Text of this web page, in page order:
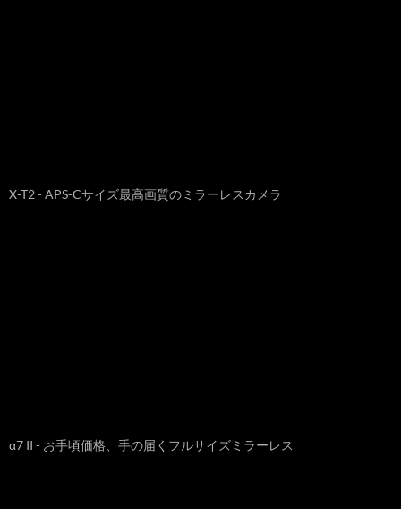
X-T2 - APS-Cサイズ最高画質のミラーレスカメラ
α7 II - お手頃価格、手の届くフルサイズミラーレス